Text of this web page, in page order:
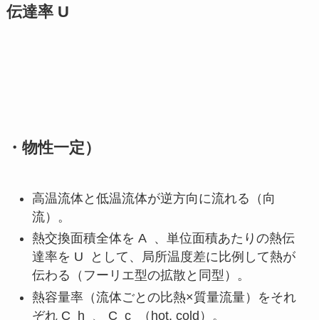
伝達率 U
・物性一定）
高温流体と低温流体が逆方向に流れる（向
流）。
熱交換面積全体を A、単位面積あたりの熱伝
達率を U として、局所温度差に比例して熱が
伝わる（フーリエ型の拡散と同型）。
熱容量率（流体ごとの比熱×質量流量）をそれ
ぞれ C_h 、 C_c（hot, cold）。